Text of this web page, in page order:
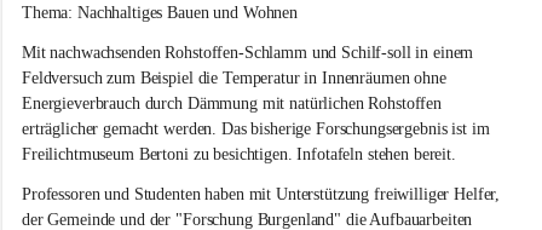
e
a
m
S
e
e
Thema: Nachhaltiges Bauen und Wohnen
Mit nachwachsenden Rohstoffen-Schlamm und Schilf-soll in einem
Feldversuch zum Beispiel die Temperatur in Innenräumen ohne
Energieverbrauch durch Dämmung mit natürlichen Rohstoffen
erträglicher gemacht werden. Das bisherige Forschungsergebnis ist im
Freilichtmuseum Bertoni zu besichtigen. Infotafeln stehen bereit.
Professoren und Studenten haben mit Unterstützung freiwilliger Helfer,
der Gemeinde und der "Forschung Burgenland" die Aufbauarbeiten